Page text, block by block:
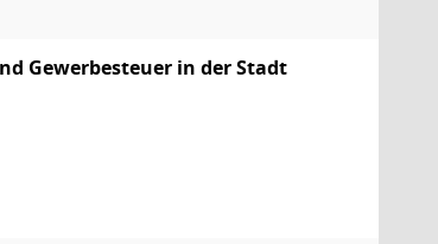
Gewerbesteuer in der Stadt